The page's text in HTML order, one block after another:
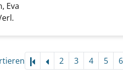
Eva
2 3 4 5 6